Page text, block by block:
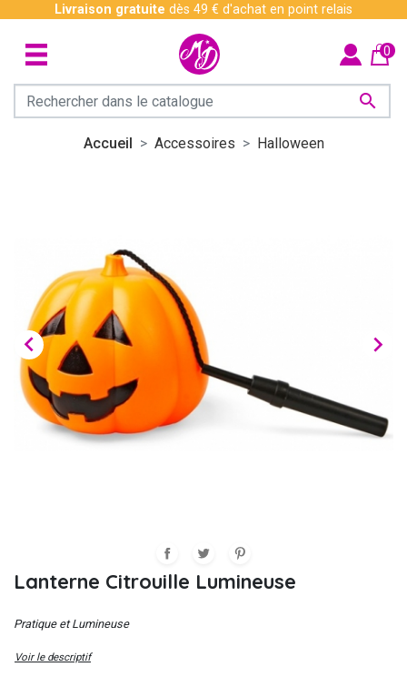
Livraison gratuite dès 49 € d'achat en point relais

0
Accueil Accessoires Halloween
 
Lanterne Citrouille Lumineuse
Pratique et Lumineuse
Voir le descriptif